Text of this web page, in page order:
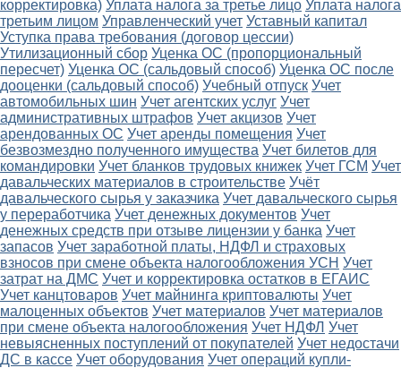
корректировка) Уплата налога за третье лицо Уплата налога
третьим лицом Управленческий учет Уставный капитал
Уступка права требования (договор цессии)
Утилизационный сбор Уценка ОС (пропорциональный
пересчет) Уценка ОС (сальдовый способ) Уценка ОС после
дооценки (сальдовый способ) Учебный отпуск Учет
автомобильных шин Учет агентских услуг Учет
административных штрафов Учет акцизов Учет
арендованных ОС Учет аренды помещения Учет
безвозмездно полученного имущества Учет билетов для
командировки Учет бланков трудовых книжек Учет ГСМ Учет
давальческих материалов в строительстве Учёт
давальческого сырья у заказчика Учет давальческого сырья
у переработчика Учет денежных документов Учет
денежных средств при отзыве лицензии у банка Учет
запасов Учет заработной платы, НДФЛ и страховых
взносов при смене объекта налогообложения УСН Учет
затрат на ДМС Учет и корректировка остатков в ЕГАИС
Учет канцтоваров Учет майнинга криптовалюты Учет
малоценных объектов Учет материалов Учет материалов
при смене объекта налогообложения Учет НДФЛ Учет
невыясненных поступлений от покупателей Учет недостачи
ДС в кассе Учет оборудования Учет операций купли-